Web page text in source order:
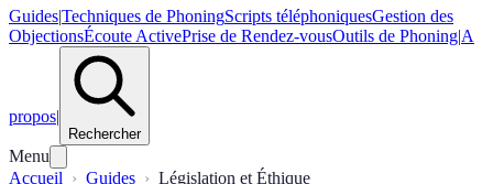
Guides|Techniques de PhoningScripts téléphoniquesGestion des
ObjectionsÉcoute ActivePrise de Rendez-vousOutils de Phoning|A
propos|
Rechercher
Menu
Accueil
Guides
Législation et Éthique